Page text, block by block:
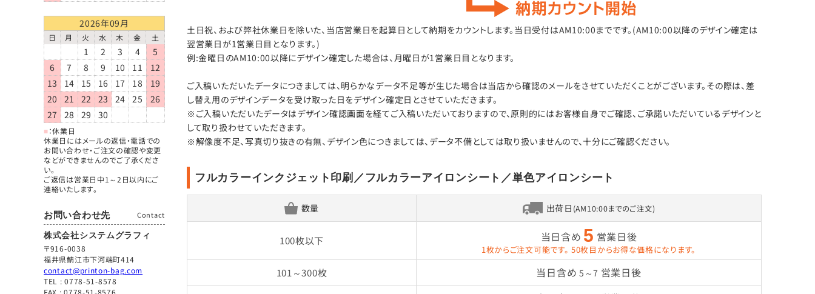
土日祝、および弊社休業日を除いた、当店営業日を起算日として納期をカウントします。当日受付はAM10:00までです。(AM10:00以降のデザイン確定は
翌営業日が1営業日目となります。)
例:金曜日のAM10:00以降にデザイン確定した場合は、月曜日が1営業日目となります。
ご入稿いただいたデータにつきましては、明らかなデータ不足等が生じた場合は当店から確認のメールをさせていただくことがございます。その際は、差
し替え用のデザインデータを受け取った日をデザイン確定日とさせていただきます。
※ご入稿いただいたデータはデザイン確認画面を経てご入稿いただいておりますので、原則的にはお客様自身でご確認、ご承諾いただいているデザインと
して取り扱わせていただきます。
※解像度不足、写真切り抜きの有無、デザイン色につきましては、データ不備としては取り扱いませんので、十分にご確認ください。
フルカラーインクジェット印刷／フルカラーアイロンシート／単色アイロンシート
数量 出荷日 (AM10:00までのご注文)
100枚以下 当日含め 5 営業日後
1枚からご注文可能です。 50枚目からお得な価格になります。
101～300枚 当日含め 5～7 営業日後
2026年09月
日 月 火 水 木 金 土
1 2 3 4
5
6
7 8 9 10 11
12
13
14 15 16 17 18
19
20
21 22 23 24 25
26
27
28 29 30
■：休業日
休業日にはメールの返信・電話での
お問い合わせ・ご注文の確認や変更
などができませんのでご了承くださ
い。
ご返信は営業日中1～2日以内にご
連絡いたします。
お問い合わせ先 Contact
株式会社システムグラフィ
〒916-0038
福井県鯖江市下河端町414
contact@printon-bag.com
TEL :0778-51-8578
FAX : 0778-51-8576